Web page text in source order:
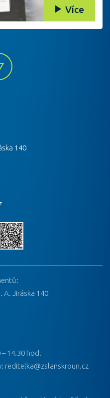
Více
140
A. Jiráska 140
14.30 hod.
reditelka@zslanskroun.cz